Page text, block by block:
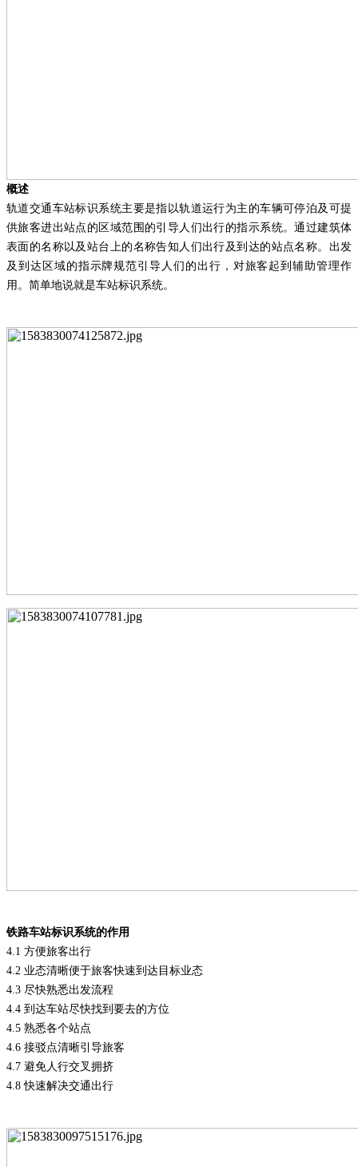
概述
轨道交通车站标识系统主要是指以轨道运行为主的车辆可停泊及可提
供旅客进出站点的区域范围的引导人们出行的指示系统。通过建筑体
表面的名称以及站台上的名称告知人们出行及到达的站点名称。出发
及到达区域的指示牌规范引导人们的出行，对旅客起到辅助管理作
用。简单地说就是车站标识系统。
铁路车站标识系统的作用
4.1 方便旅客出行
4.2 业态清晰便于旅客快速到达目标业态
4.3 尽快熟悉出发流程
4.4 到达车站尽快找到要去的方位
4.5 熟悉各个站点
4.6 接驳点清晰引导旅客
4.7 避免人行交叉拥挤
4.8 快速解决交通出行